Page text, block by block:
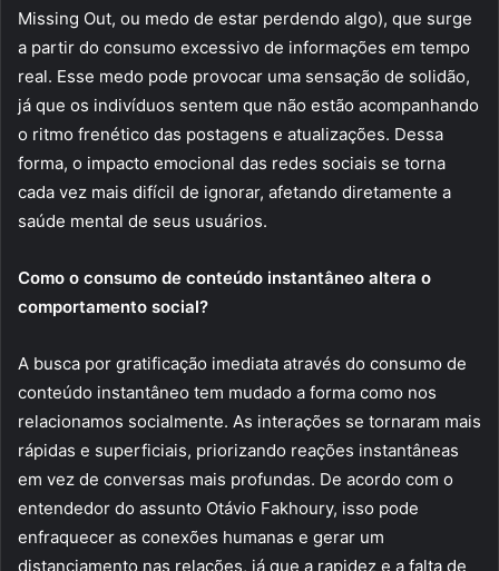
Missing Out, ou medo de estar perdendo algo), que surge
a partir do consumo excessivo de informações em tempo
real. Esse medo pode provocar uma sensação de solidão,
já que os indivíduos sentem que não estão acompanhando
o ritmo frenético das postagens e atualizações. Dessa
forma, o impacto emocional das redes sociais se torna
cada vez mais difícil de ignorar, afetando diretamente a
saúde mental de seus usuários.
Como o consumo de conteúdo instantâneo altera o
comportamento social?
A busca por gratificação imediata através do consumo de
conteúdo instantâneo tem mudado a forma como nos
relacionamos socialmente. As interações se tornaram mais
rápidas e superficiais, priorizando reações instantâneas
em vez de conversas mais profundas. De acordo com o
entendedor do assunto Otávio Fakhoury, isso pode
enfraquecer as conexões humanas e gerar um
distanciamento nas relações, já que a rapidez e a falta de